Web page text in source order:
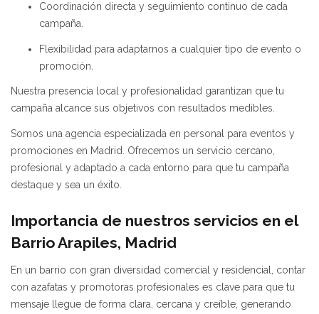
Coordinación directa y seguimiento continuo de cada
campaña.
Flexibilidad para adaptarnos a cualquier tipo de evento o
promoción.
Nuestra presencia local y profesionalidad garantizan que tu
campaña alcance sus objetivos con resultados medibles.
Somos una agencia especializada en personal para eventos y
promociones en Madrid. Ofrecemos un servicio cercano,
profesional y adaptado a cada entorno para que tu campaña
destaque y sea un éxito.
Importancia de nuestros servicios en el
Barrio Arapiles, Madrid
En un barrio con gran diversidad comercial y residencial, contar
con azafatas y promotoras profesionales es clave para que tu
mensaje llegue de forma clara, cercana y creíble, generando